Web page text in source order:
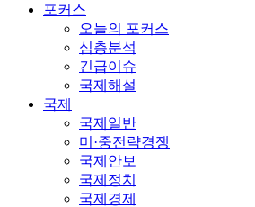
포커스
오늘의 포커스
심층분석
긴급이슈
국제해설
국제
국제일반
미·중전략경쟁
국제안보
국제정치
국제경제